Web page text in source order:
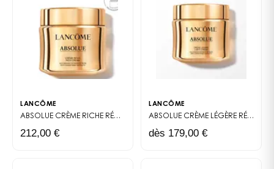
LANCÔME
ABSOLUE CRÈME RICHE RÉGÉNÉRANTE
212,00 €
LANCÔME
ABSOLUE CRÈME LÉGÈRE RÉGÉNÉRATRICE
dès 179,00 €